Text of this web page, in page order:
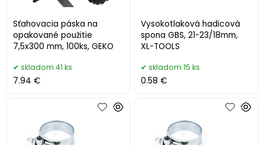
Sťahovacia páska na
opakované použitie
7,5x300 mm, 100ks, GEKO
skladom 41 ks
7.94 €
Vysokotlaková hadicová
spona GBS, 21-23/18mm,
XL-TOOLS
skladom 15 ks
0.58 €